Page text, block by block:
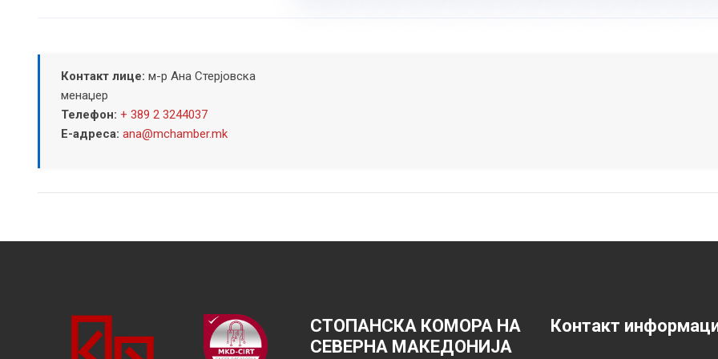
Контакт лице: м-р Ана Стерјовска
менаџер
Телефон: + 389 2 3244037
Е-адреса: ana@mchamber.mk
СТОПАНСКА КОМОРА НА
СЕВЕРНА МАКЕДОНИЈА
Контакт